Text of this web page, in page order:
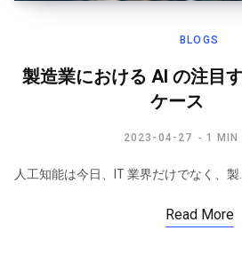
BLOGS
製造業における AI の注目
ケース
2023-04-27 1 MIN
人工知能は今日、IT 業界だけでなく、製
Read More